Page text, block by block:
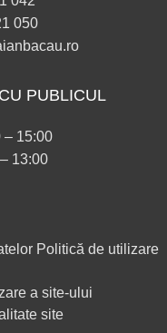
050
PUBLICUL
– 15:00
13:00
Politică de utilizare
a site-ului
site